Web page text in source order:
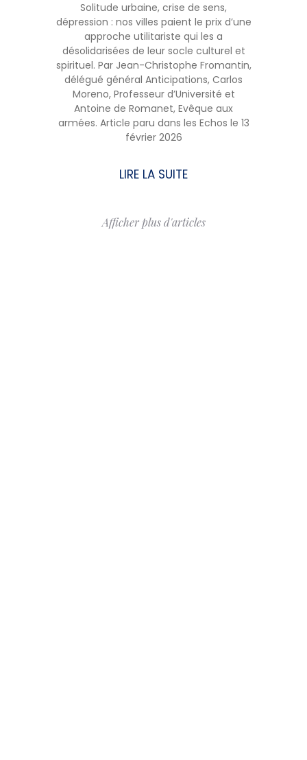
Solitude urbaine, crise de sens,
dépression : nos villes paient le prix d’une
approche utilitariste qui les a
désolidarisées de leur socle culturel et
spirituel. Par Jean-Christophe Fromantin,
délégué général Anticipations, Carlos
Moreno, Professeur d’Université et
Antoine de Romanet, Evêque aux
armées. Article paru dans les Echos le 13
février 2026
LIRE LA SUITE
Afficher plus d'articles